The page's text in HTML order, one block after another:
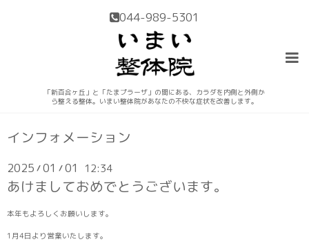
044-989-5301
「新百合ヶ丘」と「たまプラーザ」の間にある、カラダを内側と外側か
ら整える整体。いまい整体院があなたの不快な症状を改善します。
インフォメーション
2025 /01 /01 12:34
あけましておめでとうございます。
本年もよろしくお願いします。
1月4日より営業いたします。